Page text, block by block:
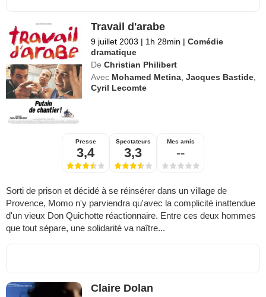
Travail d'arabe
9 juillet 2003 | 1h 28min | Comédie
dramatique
De Christian Philibert
Avec Mohamed Metina ,Jacques Bastide
Cyril Lecomte
Presse
3,4
Spectateurs
3,3
Mes amis
--
Sorti de prison et décidé à se réinsérer dans un village de
Provence, Momo n'y parviendra qu'avec la complicité inattendue
d'un vieux Don Quichotte réactionnaire. Entre ces deux hommes
que tout sépare, une solidarité va naître...
Claire Dolan